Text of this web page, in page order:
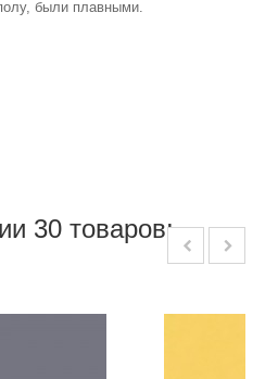
были плавными.
30 товаров: